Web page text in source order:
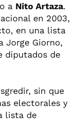
a Nito Artaza.
en 2003,
en una lista
Jorge Giorno,
diputados de
sin que
electorales y
lista de